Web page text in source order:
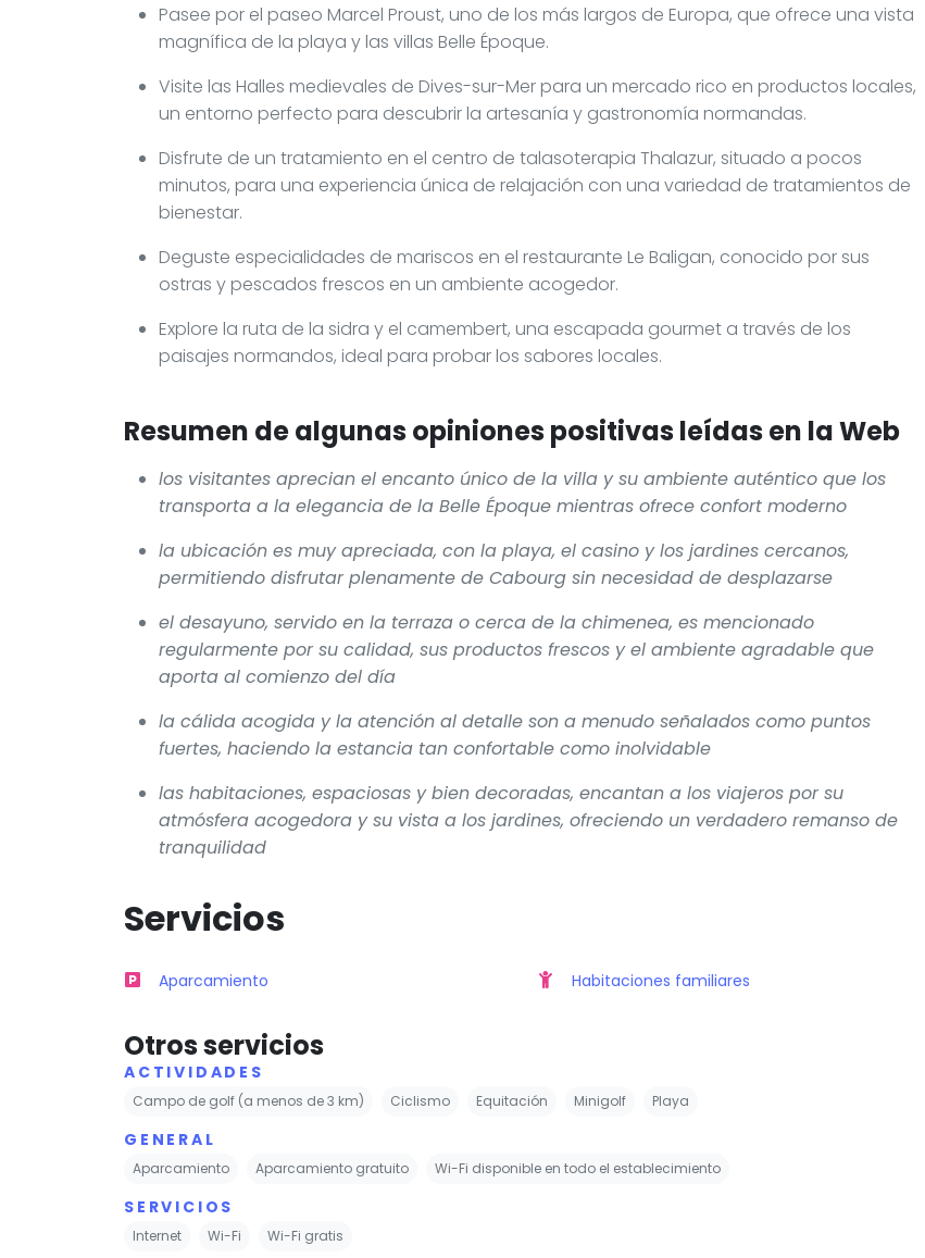
Pasee por el paseo Marcel Proust, uno de los más largos de Europa, que ofrece una vista
magnífica de la playa y las villas Belle Époque.
Visite las Halles medievales de Dives-sur-Mer para un mercado rico en productos locales,
un entorno perfecto para descubrir la artesanía y gastronomía normandas.
Disfrute de un tratamiento en el centro de talasoterapia Thalazur, situado a pocos
minutos, para una experiencia única de relajación con una variedad de tratamientos de
bienestar.
Deguste especialidades de mariscos en el restaurante Le Baligan, conocido por sus
ostras y pescados frescos en un ambiente acogedor.
Explore la ruta de la sidra y el camembert, una escapada gourmet a través de los
paisajes normandos, ideal para probar los sabores locales.
Resumen de algunas opiniones positivas leídas en la Web
los visitantes aprecian el encanto único de la villa y su ambiente auténtico que los
transporta a la elegancia de la Belle Époque mientras ofrece confort moderno
la ubicación es muy apreciada, con la playa, el casino y los jardines cercanos,
permitiendo disfrutar plenamente de Cabourg sin necesidad de desplazarse
el desayuno, servido en la terraza o cerca de la chimenea, es mencionado
regularmente por su calidad, sus productos frescos y el ambiente agradable que
aporta al comienzo del día
la cálida acogida y la atención al detalle son a menudo señalados como puntos
fuertes, haciendo la estancia tan confortable como inolvidable
las habitaciones, espaciosas y bien decoradas, encantan a los viajeros por su
atmósfera acogedora y su vista a los jardines, ofreciendo un verdadero remanso de
tranquilidad
Servicios
Aparcamiento Habitaciones familiares
Otros servicios
ACTIVIDADES
Campo de golf (a menos de 3 km) Ciclismo Equitación Minigolf Playa
GENERAL
Aparcamiento Aparcamiento gratuito Wi-Fi disponible en todo el establecimiento
SERVICIOS
Internet Wi-Fi Wi-Fi gratis